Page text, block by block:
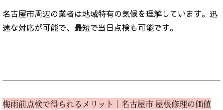
名古屋市周辺の業者は地域特有の気候を理解しています。迅
速な対応が可能で、最短で当日点検も可能です。
梅雨前点検で得られるメリット｜名古屋市 屋根修理の価値